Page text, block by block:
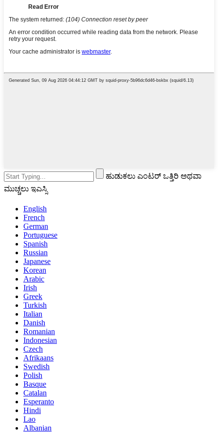
ಹುಡುಕಲು ಎಂಟರ್ ಒತ್ತಿರಿ ಅಥವಾ
ಮುಚ್ಚಲು ಇಎಸ್ಸಿ
English
French
German
Portuguese
Spanish
Russian
Japanese
Korean
Arabic
Irish
Greek
Turkish
Italian
Danish
Romanian
Indonesian
Czech
Afrikaans
Swedish
Polish
Basque
Catalan
Esperanto
Hindi
Lao
Albanian